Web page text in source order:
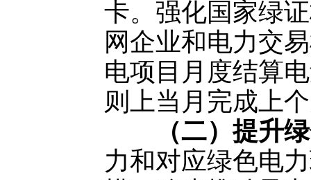
卡。强化国家绿
网企业和电力交
电项目月度结算
则上当月完成上
（二）提升
力和对应绿色电